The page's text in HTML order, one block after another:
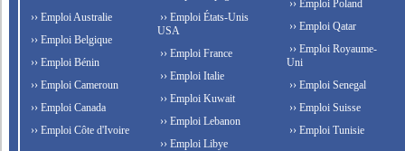
›› Emploi Australie
›› Emploi Belgique
›› Emploi Bénin
›› Emploi Cameroun
›› Emploi Canada
›› Emploi Côte d'Ivoire
›› Emploi États-Unis
USA
›› Emploi France
›› Emploi Italie
›› Emploi Kuwait
›› Emploi Lebanon
›› Emploi Libye
›› Emploi Poland
›› Emploi Qatar
›› Emploi Royaume-
Uni
›› Emploi Senegal
›› Emploi Suisse
›› Emploi Tunisie